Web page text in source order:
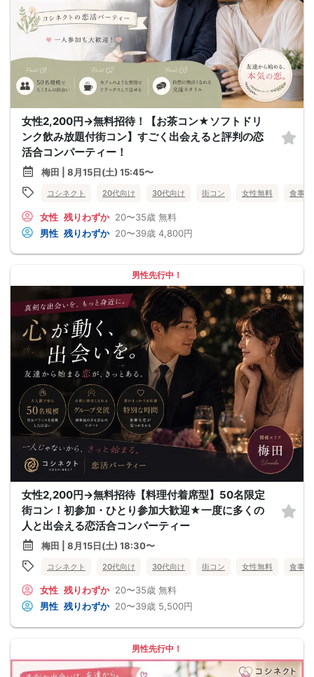
女性2,200円→無料招待！【お茶コン★ソフトドリ
ンク飲み放題付街コン】すごく出会えると評判の恋
活合コンパーティー！
梅田 | 8月15日(土) 15:45〜
コシネクト 20代向け 30代向け 街コン 女性無料 食事
女性 残りわずか 20〜35歳 無料
男性 残りわずか 20〜39歳 4,800円
男性先行中！
女性2,200円→無料招待【料理付着席型】50名限定
街コン！初参加・ひとり参加大歓迎★一度に多くの
人と出会える恋活合コンパーティー
梅田 | 8月15日(土) 18:30〜
コシネクト 20代向け 30代向け 街コン 女性無料 食事
女性 残りわずか 20〜35歳 無料
男性 残りわずか 20〜39歳 5,500円
男性先行中！